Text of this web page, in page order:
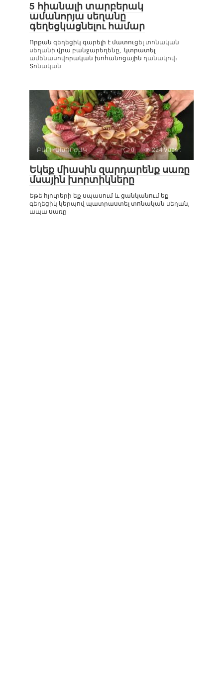
5 հիանալի տարբերակ
ամանորյա սեղանը
գեղեցկացնելու համար
Որքան գեղեցիկ գարելի է մատուցել տոնական
սեղանի վրա բանջարեղենը, կտրատել
ամենասովորական խոհանոցային դանակով։
Տոնական
ԲԱՐԻ ԱԽՈՐԺԱԿ 0 224 Vues :
Եկեք միասին զարդարենք սառը
մսային խորտիկները
Եթե ​​հյուրերի եք սպասում և ցանկանում եք
գեղեցիկ կերպով պատրաստել տոնական սեղան,
ապա սառը